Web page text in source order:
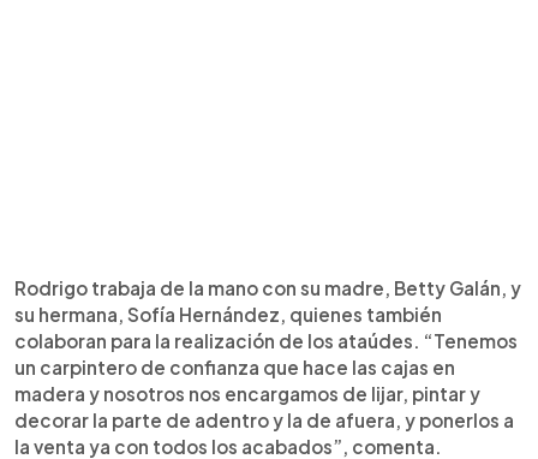
Rodrigo trabaja de la mano con su madre, Betty Galán, y
su hermana, Sofía Hernández, quienes también
colaboran para la realización de los ataúdes. “Tenemos
un carpintero de confianza que hace las cajas en
madera y nosotros nos encargamos de lijar, pintar y
decorar la parte de adentro y la de afuera, y ponerlos a
la venta ya con todos los acabados”, comenta.